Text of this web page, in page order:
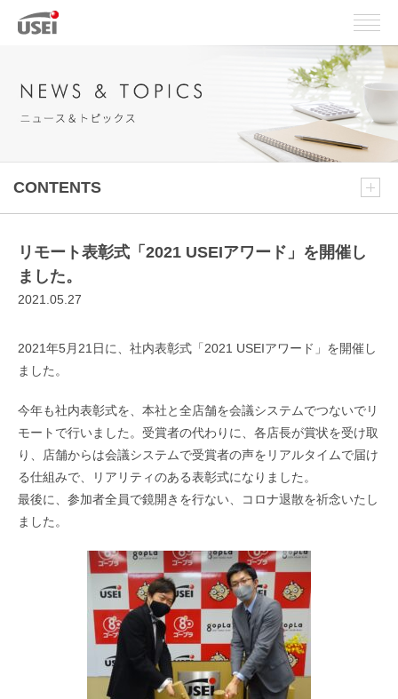
CONTENTS
リモート表彰式「2021 USEIアワード」を開催し
ました。
2021.05.27
2021年5月21日に、社内表彰式「2021 USEIアワード」を開催し
ました。
今年も社内表彰式を、本社と全店舗を会議システムでつないでリ
モートで行いました。受賞者の代わりに、各店長が賞状を受け取
り、店舗からは会議システムで受賞者の声をリアルタイムで届け
る仕組みで、リアリティのある表彰式になりました。
最後に、参加者全員で鏡開きを行ない、コロナ退散を祈念いたし
ました。